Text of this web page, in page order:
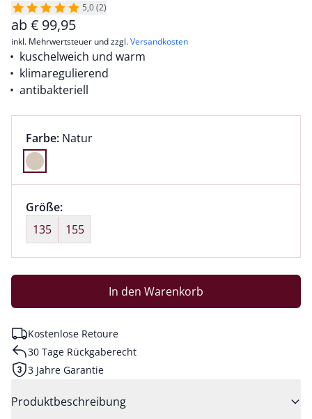
5,0 (2)
ab€ 99,95
inkl. Mehrwertsteuer und zzgl.Versandkosten
kuschelweich und warm
klimaregulierend
antibakteriell
Farbauswahl:
Farbe: aktuell ausgewählt:
Natur
Farbe Natur ausgewählt
Größenauswahl:
Größe:nichts ausgewählt
135
155
In den Warenkorb
Kostenlose Retoure
30 Tage Rückgaberecht
3 Jahre Garantie
Produktbeschreibung